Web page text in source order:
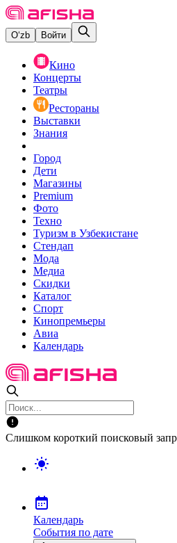
O‘zb Войти
Кино
Концерты
Театры
Рестораны
Выставки
Знания
Город
Дети
Магазины
Premium
Фото
Техно
Туризм в Узбекистане
Стендап
Мода
Медиа
Скидки
Каталог
Спорт
Кинопремьеры
Авиа
Календарь
Слишком короткий поисковый
Календарь
События по дате